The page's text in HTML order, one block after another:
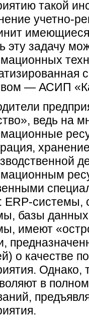
такой
учетно-
эту задачу
— АСИП
ведь на
системы,
базы
имеют
о качестве
Однако,
в